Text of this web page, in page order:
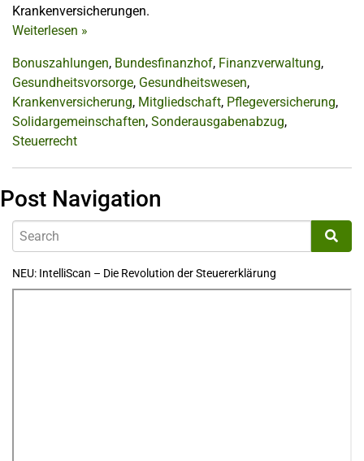
Krankenversicherungen.
Weiterlesen »
Bonuszahlungen, Bundesfinanzhof, Finanzverwaltung,
Gesundheitsvorsorge, Gesundheitswesen,
Krankenversicherung, Mitgliedschaft, Pflegeversicherung,
Solidargemeinschaften, Sonderausgabenabzug,
Steuerrecht
Post Navigation
NEU: IntelliScan – Die Revolution der Steuererklärung